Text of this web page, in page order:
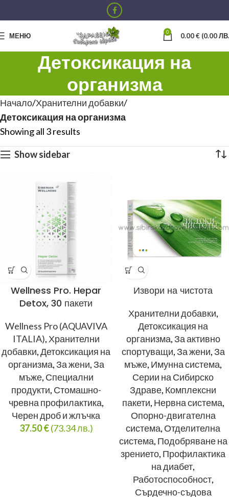
МЕНЮ 0 0.00€ (0.00
Детоксикация на
организма
Начало Хранителни добавки
Детоксикация на организма
Showing all 3 results
Show sidebar
Wellness Pro. Hepar
Detox, 30 пакети
Wellness Pro (AQUAVIVA
ITALIA), Хранителни
добавки,Детоксикация на
организма,За жени,За
мъже, Специални
продукти, Стомашно-
чревна профилактика,
Черен дроб и жлъчка
37.50€ (73.34 лв.)
Извори на чистота
Хранителни добавки,
Детоксикация на
организма,За активно
спортуващи,За жени,За
мъже, Имунна система,
Серии на Сибирско
Здраве, Комплексни
пакети, Нервна система,
Опорно-двигателна
система, Отделителна
система, Подобряване на
зрението, Профилактика
на диабет,
Работоспособност,
Сърдечно-съдова